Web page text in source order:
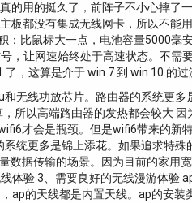
的用的挺久了，前阵子不小心摔
板都没有集成无线网卡，所以不
：比鼠标大一点，电池容量5000
，让网速始终处于高速状态。不
，这算是介于 win 7 到 win 10 的过
无线功放芯片。路由器的系统更
所以高端路由器的发热都会较大
才会是瓶颈。但是wifi6带来的
统更多是锦上添花。如果追求特
据传输的场景。因为目前的家用
体验 3、需要良好的无线漫游体验
ap的天线都是内置天线。ap的安